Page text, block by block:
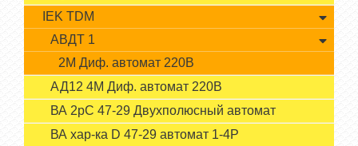
IEK TDM
АВДТ 1
2М Диф. автомат 220В
АД12 4М Диф. автомат 220В
ВА 2рС 47-29 Двухполюсный автомат
ВА хар-ка D 47-29 автомат 1-4P